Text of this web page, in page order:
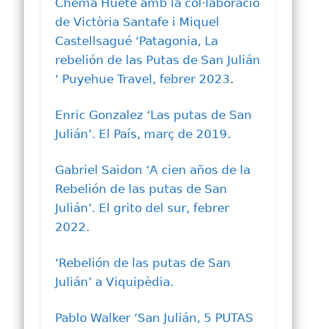
Chema Huete amb la col·laboració
de Victòria Santafe i Miquel
Castellsagué ‘Patagonia, La
rebelión de las Putas de San Julián
‘ Puyehue Travel, febrer 2023.
Enric Gonzalez ‘Las putas de San
Julián’. El País, març de 2019.
Gabriel Saidon ‘A cien años de la
Rebelión de las putas de San
Julián’. El grito del sur, febrer
2022.
‘Rebelión de las putas de San
Julián’ a Viquipèdia.
Pablo Walker ‘San Julián, 5 PUTAS